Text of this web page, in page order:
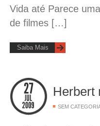
Vida até Parece
de filmes […]
Saiba Mais
Herbert
SEM